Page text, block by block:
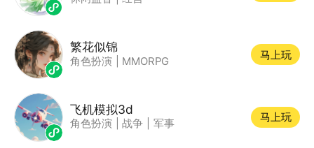
繁花似锦
角色扮演 MMORPG
马上玩
飞机模拟3d
角色扮演 战争 军事
马上玩